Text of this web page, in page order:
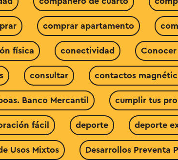
comprar apartamento
física conectividad Conocer
consultar contactos
Banco Mercantil cumplir tus
fácil deporte deporte
Usos Mixtos Desarrollos Preventa